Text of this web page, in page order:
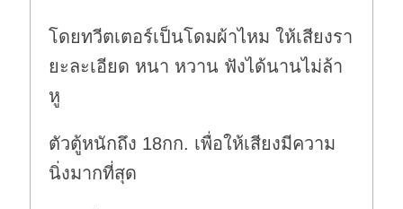
โดยทวีตเตอร์เป็นโดมผ้าไหม ให้เสียงรา
ยะละเอียด หนา หวาน ฟังได้นานไม่ล้า
หู
ตัวตู้หนักถึง 18กก. เพื่อให้เสียงมีความ
นิ่งมากที่สุด